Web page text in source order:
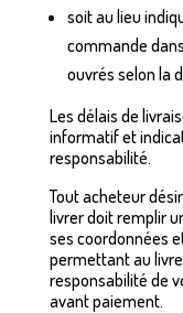
soit au lieu
commande
ouvrés selon la
Les délais de
informatif et
responsabilité.
Tout acheteur
livrer doit remplir
ses coordonnées
permettant au
responsabilité de
avant paiement.